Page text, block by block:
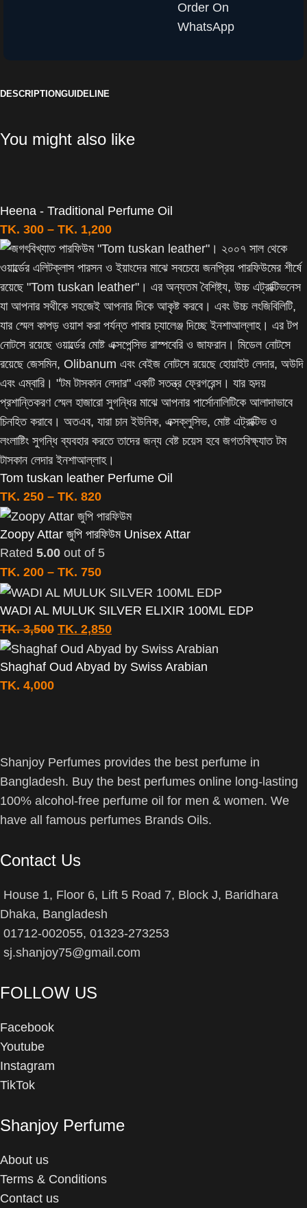
Order On
WhatsApp
DESCRIPTIONGUIDELINE
You might also like
Heena - Traditional Perfume Oil
TK. 300 – TK. 1,200
Tom tuskan leather Perfume Oil
TK. 250 – TK. 820
Zoopy Attar জুপি পারফিউম Unisex Attar
Rated 5.00 out of 5
TK. 200 – TK. 750
WADI AL MULUK SILVER ELIXIR 100ML EDP
TK.3,500 TK. 2,850
Shaghaf Oud Abyad by Swiss Arabian
TK. 4,000
Shanjoy Perfumes provides the best perfume in
Bangladesh. Buy the best perfumes online long-lasting
100% alcohol-free perfume oil for men & women. We
have all famous perfumes Brands Oils.
Contact Us
House 1, Floor 6, Lift 5 Road 7, Block J, Baridhara
Dhaka, Bangladesh
01712-002055, 01323-273253
sj.shanjoy75@gmail.com
FOLLOW US
Facebook
Youtube
Instagram
TikTok
Shanjoy Perfume
About us
Terms & Conditions
Contact us